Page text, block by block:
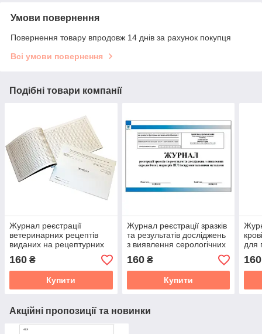
Умови повернення
Повернення товару впродовж 14 днів за рахунок покупця
Всі умови повернення
Подібні товари компанії
Журнал реєстрації
ветеринарних рецептів
виданих на рецептурних
бланках форми № 1 (ф-1)
для виписування
тваринам ветеринарних
160 ₴
Купити
Журнал реєстрації зразків
та результатів досліджень
з виявлення серологічних
маркерів ВІЛ
інструментальними
160₴
Купити
для
160
Акційні пропозиції та новинки